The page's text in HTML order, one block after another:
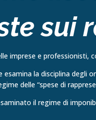
sui
imprese e
esamina la disciplina degli
delle “spese di
il regime di